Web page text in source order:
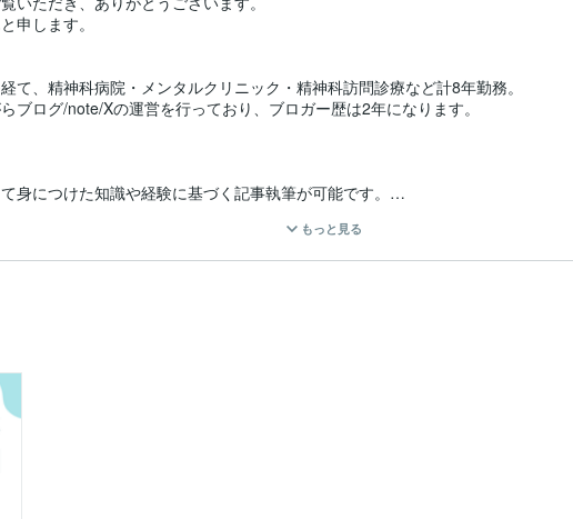
申します。
て、精神科病院・メンタルクリニック・精神科訪問診療など計8年勤務。
ブログ/note/Xの運営を行っており、ブロガー歴は2年になります。
身につけた知識や経験に基づく記事執筆が可能です。
開できる実績】
17445/
なコミュニケーションを心がけております。
できる態勢を整えておりますのでどうぞよろしくお願いします。
もっと見る